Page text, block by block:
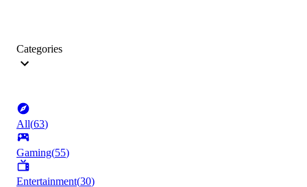
Categories
All(63)
Gaming(55)
Entertainment(30)